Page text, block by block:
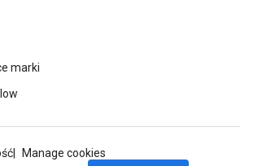
marki
Manage cookies